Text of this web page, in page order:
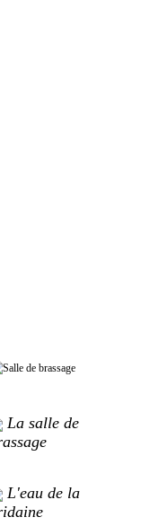
La salle de
L'eau de la